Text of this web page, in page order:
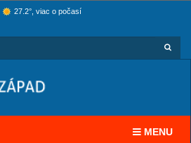
27.2°, viac o počasí
Toggle
MENU